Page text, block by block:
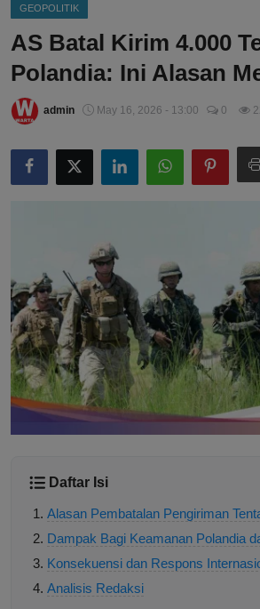
GEOPOLITIK
AS Batal Kirim 4.000
Polandia: Ini Alasan
admin May 16, 2026 - 13:00 0
Daftar Isi
Alasan Pembatalan Pengiriman
Dampak Bagi Keamanan Polandia
Konsekuensi dan Respons
Analisis Redaksi